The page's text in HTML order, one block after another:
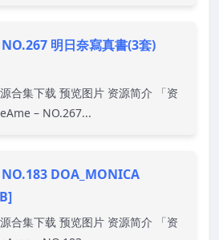
明日奈寫真書(3套)
合集下载 预览图片 资源简介 「资
– NO.267...
DOA_MONICA
合集下载 预览图片 资源简介 「资